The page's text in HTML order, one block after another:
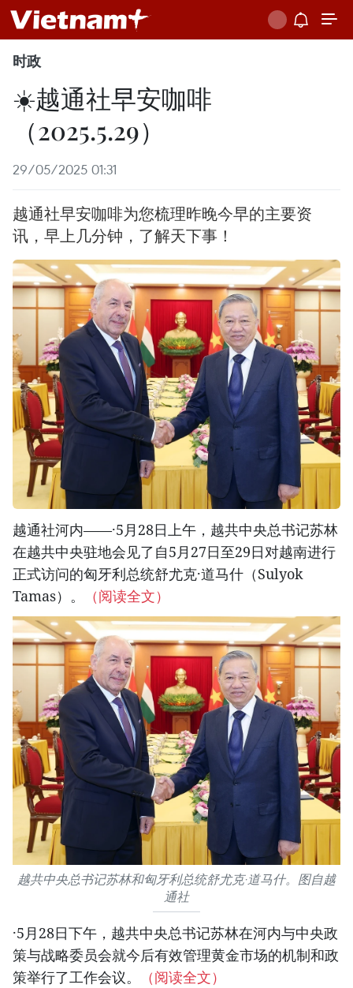
时政
☀️越通社早安咖啡
（2025.5.29）
29/05/2025 01:31
越通社早安咖啡为您梳理昨晚今早的主要资
讯，早上几分钟，了解天下事！
越通社河内——·5月28日上午，越共中央总书记苏林
在越共中央驻地会见了自5月27日至29日对越南进行
正式访问的匈牙利总统舒尤克·道马什（Sulyok
Tamas）。
（阅读全文）
越共中央总书记苏林和匈牙利总统舒尤克·道马什。图自越
通社
·5月28日下午，越共中央总书记苏林在河内与中央政
策与战略委员会就今后有效管理黄金市场的机制和政
策举行了工作会议。
（阅读全文）